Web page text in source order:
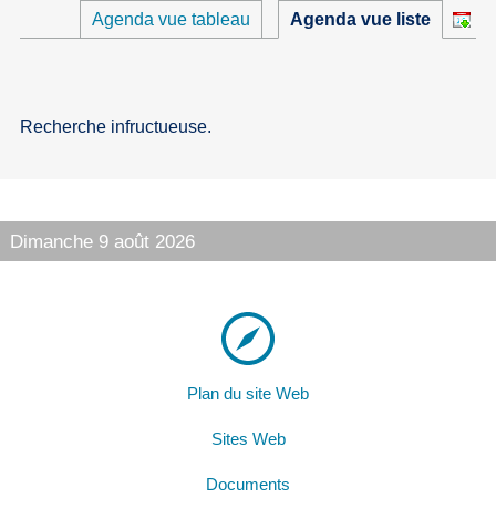
Agenda vue tableau Agenda vue liste
Recherche infructueuse.
Dimanche 9 août 2026
Plan du site Web
Sites Web
Documents